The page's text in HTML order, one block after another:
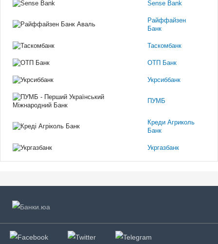
Sense Bank
Райффайзен
Банк
Таскомбанк
ОТП Банк
Укрсиббанк
ПУМБ
Креди Агриколь
Банк
Укргазбанк